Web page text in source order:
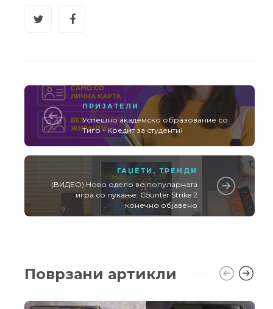
ПРИЈАТЕЛИ
Успешно академско образование со
Тиго - Кредит за студенти!
ГАЏЕТИ , ТРЕНДИ
(ВИДЕО) Ново одело во популарната
игра со пукање: Counter Strike 2
конечно објавено
Поврзани артикли